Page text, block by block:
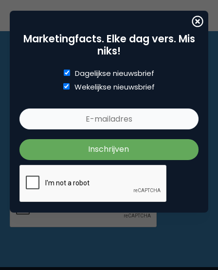
Marketingfacts. Elke dag vers. Mis
niks!
Dagelijkse nieuwsbrief
Wekelijkse nieuwsbrief
Marketingfacts. Elke dag vers. Mis niks!